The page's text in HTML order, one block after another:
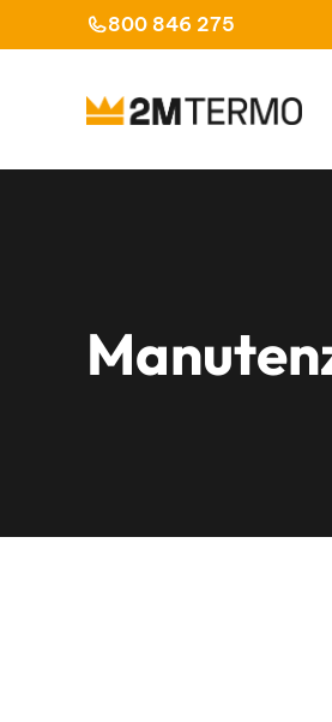
al
800 846 275